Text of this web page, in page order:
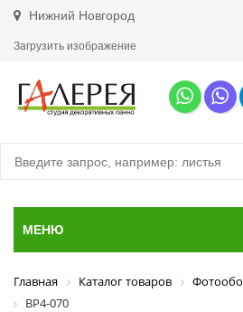
Нижний Новгород
Загрузить изображение
МЕНЮ
Главная Каталог товаров
ВР4-070